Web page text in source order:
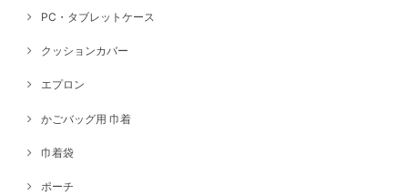
PC・タブレットケース
クッションカバー
エプロン
かごバッグ用 巾着
巾着袋
ポーチ